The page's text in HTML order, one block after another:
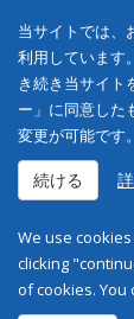
当サイトでは、
利用しています
き続き当サイト
ー」に同意した
変更が可能です。
続ける
We use
clicking
of cookies. You